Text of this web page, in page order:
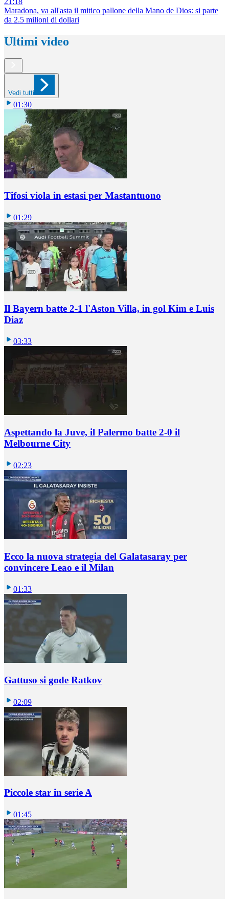
Maradona, va all'asta il mitico pallone della Mano de Dios: si parte
da 2.5 milioni di dollari
Ultimi video
Vedi tutti
01:30
Tifosi viola in estasi per Mastantuono
01:29
Il Bayern batte 2-1 l'Aston Villa, in gol Kim e Luis
Diaz
03:33
Aspettando la Juve, il Palermo batte 2-0 il
Melbourne City
02:23
Ecco la nuova strategia del Galatasaray per
convincere Leao e il Milan
01:33
Gattuso si gode Ratkov
02:09
Piccole star in serie A
01:45